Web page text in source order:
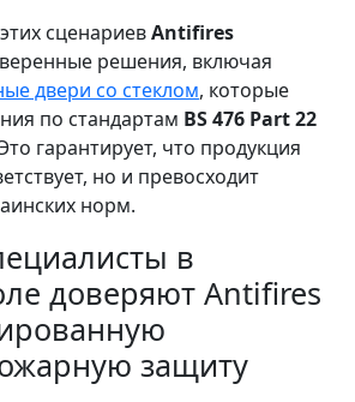
сценариевAntifires
решения, включая
двери со стеклом, которые
по стандартам BS 476 Part 22
гарантирует, что продукция
но и превосходит
норм.
в
доверяют Antifires
защиту